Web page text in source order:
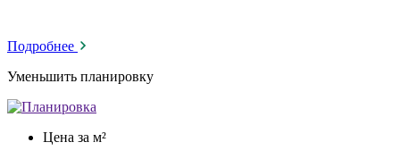
Подробнее
Уменьшить планировку
Цена за м²